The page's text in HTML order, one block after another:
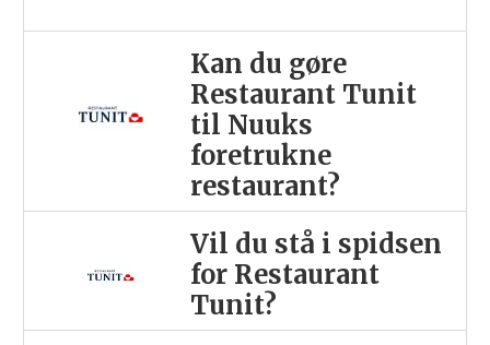
Kan du gøre
Restaurant Tunit
til Nuuks
foretrukne
restaurant?
Vil du stå i spidsen
for Restaurant
Tunit?